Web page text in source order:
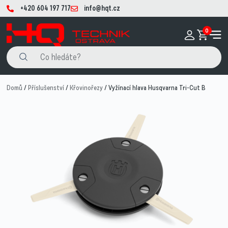
+420 604 197 717 info@hqt.cz
0
Domů /Příslušenství/Křovinořezy/ Vyžínací hlava Husqvarna Tri-Cut B